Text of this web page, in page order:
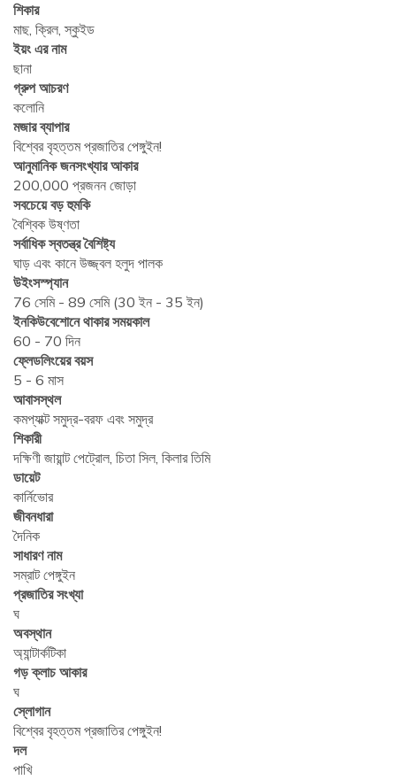
শিকার
মাছ, ক্রিল, স্কুইড
ইয়ং এর নাম
ছানা
গ্রুপ আচরণ
কলোনি
মজার ব্যাপার
বিশ্বের বৃহত্তম প্রজাতির পেঙ্গুইন!
আনুমানিক জনসংখ্যার আকার
200,000 প্রজনন জোড়া
সবচেয়ে বড় হুমকি
বৈশ্বিক উষ্ণতা
সর্বাধিক স্বতন্ত্র বৈশিষ্ট্য
ঘাড় এবং কানে উজ্জ্বল হলুদ পালক
উইংসস্প্যান
76 সেমি - 89 সেমি (30 ইন - 35 ইন)
ইনকিউবেশোনে থাকার সময়কাল
60 - 70 দিন
ফ্লেডলিংয়ের বয়স
5 - 6 মাস
আবাসস্থল
কমপ্যাক্ট সমুদ্র-বরফ এবং সমুদ্র
শিকারী
দক্ষিণী জায়ান্ট পেট্রোল, চিতা সিল, কিলার তিমি
ডায়েট
কার্নিভোর
জীবনধারা
দৈনিক
সাধারণ নাম
সম্রাট পেঙ্গুইন
প্রজাতির সংখ্যা
ঘ
অবস্থান
অ্যান্টার্কটিকা
গড় ক্লাচ আকার
ঘ
স্লোগান
বিশ্বের বৃহত্তম প্রজাতির পেঙ্গুইন!
দল
পাখি